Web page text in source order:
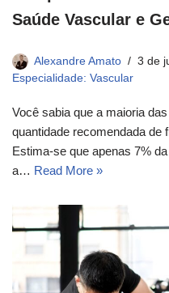
Saúde Vascular e
Alexandre Amato
3 de
Especialidade: Vascular
Você sabia que a maioria
quantidade recomendada de
Estima-se que apenas 7%
a… Read More »